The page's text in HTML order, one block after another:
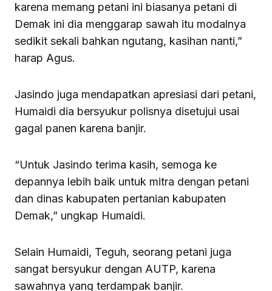
karena memang petani ini biasanya petani di
Demak ini dia menggarap sawah itu modalnya
sedikit sekali bahkan ngutang, kasihan nanti,”
harap Agus.
Jasindo juga mendapatkan apresiasi dari petani,
Humaidi dia bersyukur polisnya disetujui usai
gagal panen karena banjir.
“Untuk Jasindo terima kasih, semoga ke
depannya lebih baik untuk mitra dengan petani
dan dinas kabupaten pertanian kabupaten
Demak,” ungkap Humaidi.
Selain Humaidi, Teguh, seorang petani juga
sangat bersyukur dengan AUTP, karena
sawahnya yang terdampak banjir.